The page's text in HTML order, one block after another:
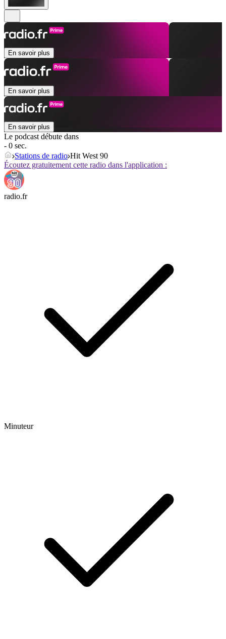
En savoir plus
En savoir plus
En savoir plus
Le podcast débute dans
- 0 sec.
Stations de radio Hit West 90
Écoutez gratuitement cette radio dans l'application :
radio.fr
Minuteur